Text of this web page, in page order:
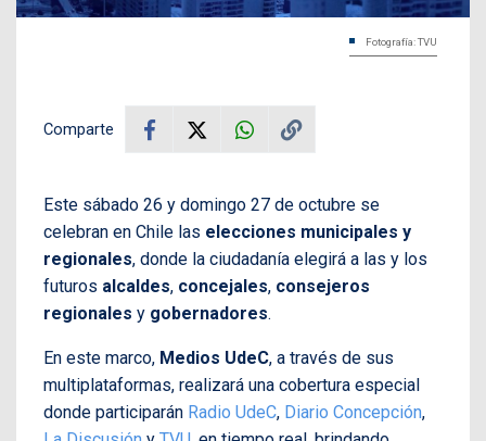
Fotografía: TVU
Comparte
Este sábado 26 y domingo 27 de octubre se
celebran en Chile las elecciones municipales y
regionales, donde la ciudadanía elegirá a las y los
futuros alcaldes, concejales, consejeros
regionales y gobernadores.
En este marco, Medios UdeC, a través de sus
multiplataformas, realizará una cobertura especial
donde participarán Radio UdeC, Diario Concepción,